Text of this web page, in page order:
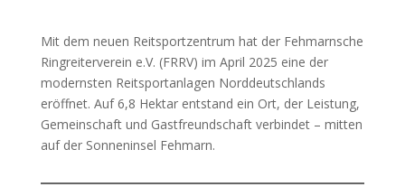
Mit dem neuen Reitsportzentrum hat der Fehmarnsche
Ringreiterverein e.V. (FRRV) im April 2025 eine der
modernsten Reitsportanlagen Norddeutschlands
eröffnet. Auf 6,8 Hektar entstand ein Ort, der Leistung,
Gemeinschaft und Gastfreundschaft verbindet – mitten
auf der Sonneninsel Fehmarn.